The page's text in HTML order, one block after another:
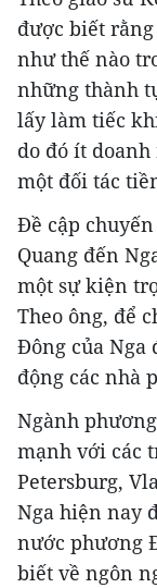
được biết
như thế nào
những thành
lấy làm tiếc
do đó ít
một đối tác
Đề cập
Quang đến
một sự kiện
Theo ông, để
Đông của Nga
động các nhà
Ngành
mạnh với các
Petersburg,
Nga hiện nay
nước phương
biết về ngôn